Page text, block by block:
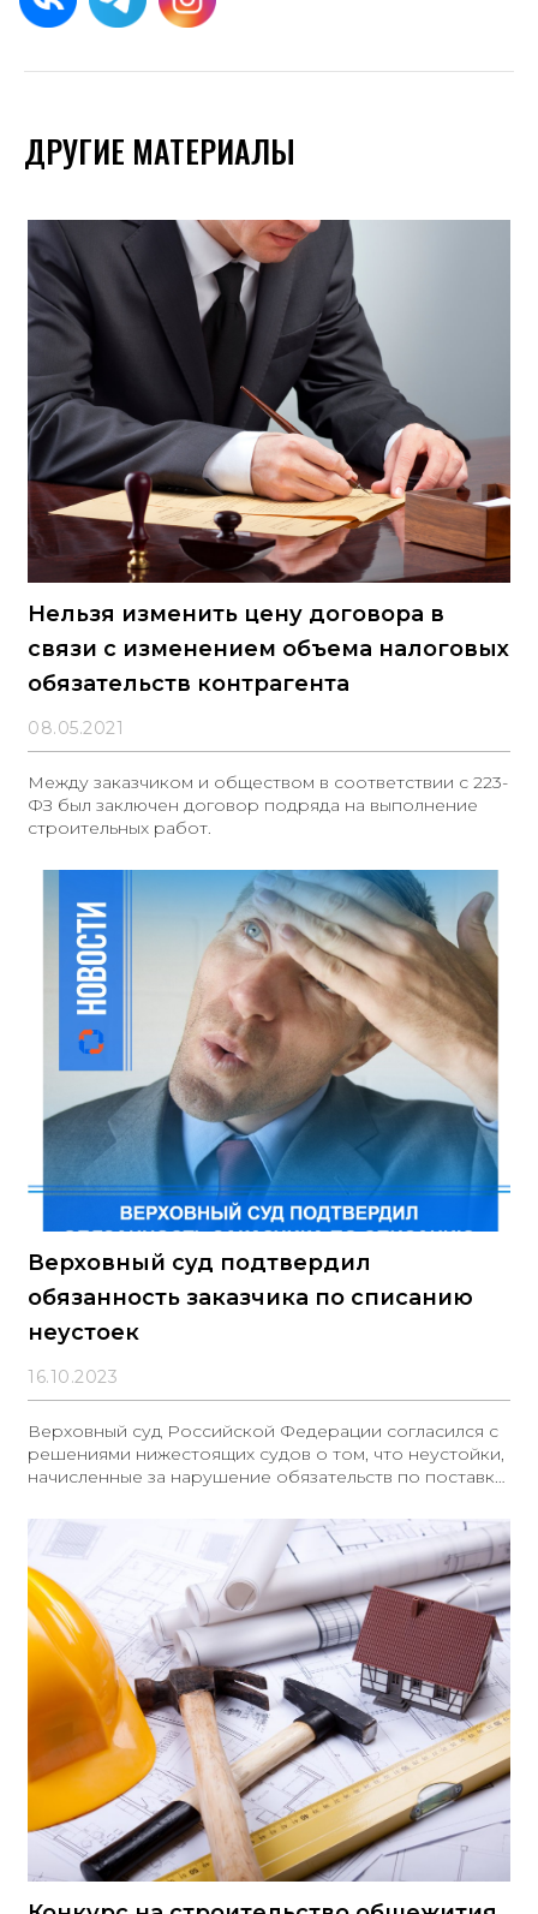
ДРУГИЕ МАТЕРИАЛЫ
Нельзя изменить цену договора в
связи с изменением объема налоговых
обязательств контрагента
08.05.2021
Между заказчиком и обществом в соответствии с 223-
ФЗ был заключен договор подряда на выполнение
строительных работ.
Верховный суд подтвердил
обязанность заказчика по списанию
неустоек
16.10.2023
Верховный суд Российской Федерации согласился с
решениями нижестоящих судов о том, что неустойки,
начисленные за нарушение обязательств по поставке
исполнения этих обязательств, если их размер не
превышает 5% от общего размера таких обязательств